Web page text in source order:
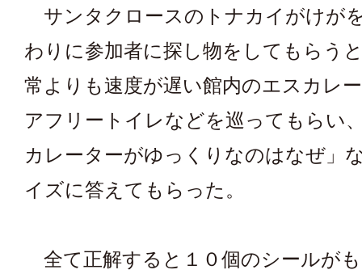
サンタクロースのトナカイがけが
わりに参加者に探し物をしてもらう
常よりも速度が遅い館内のエスカレ
アフリートイレなどを巡ってもらい
カレーターがゆっくりなのはなぜ」
イズに答えてもらった。
全て正解すると１０個のシールが